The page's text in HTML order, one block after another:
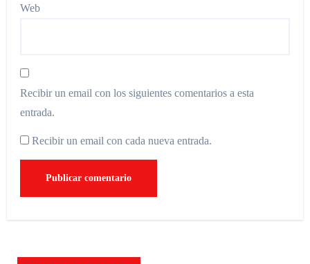
Web
Recibir un email con los siguientes comentarios a esta
entrada.
Recibir un email con cada nueva entrada.